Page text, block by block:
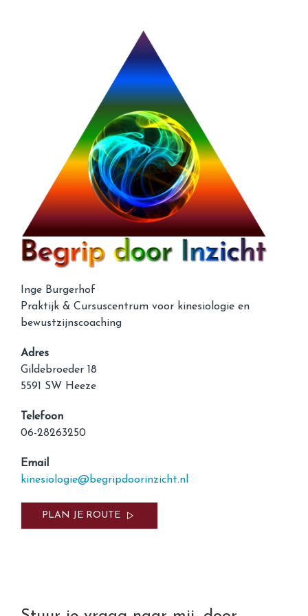
Inge Burgerhof
Praktijk & Cursuscentrum voor kinesiologie en
bewustzijnscoaching
Adres
Gildebroeder 18
5591 SW Heeze
Telefoon
06-28263250
Email
kinesiologie@begripdoorinzicht.nl
PLAN JE ROUTE